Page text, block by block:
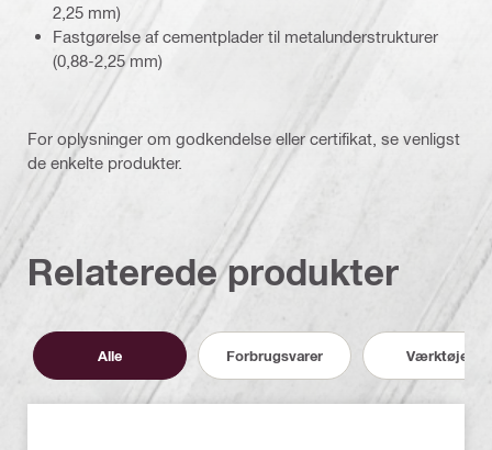
2,25 mm)
Fastgørelse af cementplader til metalunderstrukturer
(0,88-2,25 mm)
For oplysninger om godkendelse eller certifikat, se venligst
de enkelte produkter.
Relaterede produkter
Alle Forbrugsvarer Værktøjer